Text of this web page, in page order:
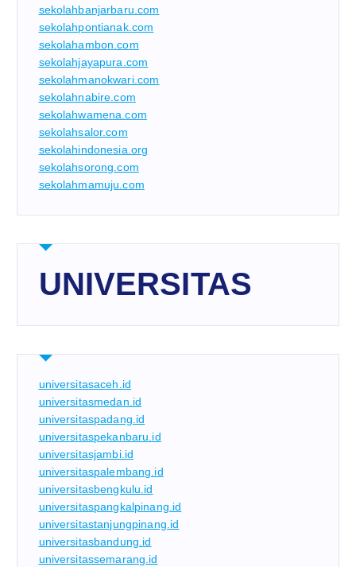
sekolahbanjarbaru.com
sekolahpontianak.com
sekolahambon.com
sekolahjayapura.com
sekolahmanokwari.com
sekolahnabire.com
sekolahwamena.com
sekolahsalor.com
sekolahindonesia.org
sekolahsorong.com
sekolahmamuju.com
UNIVERSITAS
universitasaceh.id
universitasmedan.id
universitaspadang.id
universitaspekanbaru.id
universitasjambi.id
universitaspalembang.id
universitasbengkulu.id
universitaspangkalpinang.id
universitastanjungpinang.id
universitasbandung.id
universitassemarang.id